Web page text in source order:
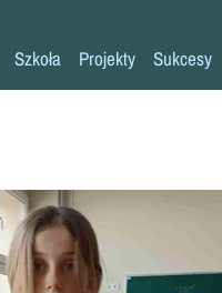
Szkoła
Historia szkoły
Pielęgniarka
Projekty Sukcesy